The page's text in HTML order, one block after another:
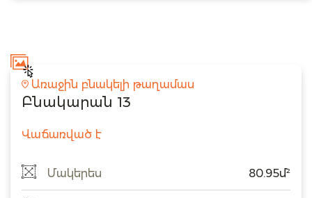
Առաջին բնակելի թաղամաս
Բնակարան 13
Վաճառված է
Մակերես 80.95մ²